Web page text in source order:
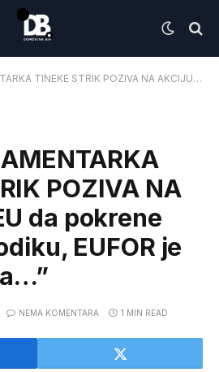
POZIVA NA AKCIJU: “EU da pokrene sankcije Dodiku, EUFOR je spreman da…”
POZIVA NA
da pokrene
EUFOR je
NEMA KOMENTARA 1 MIN READ